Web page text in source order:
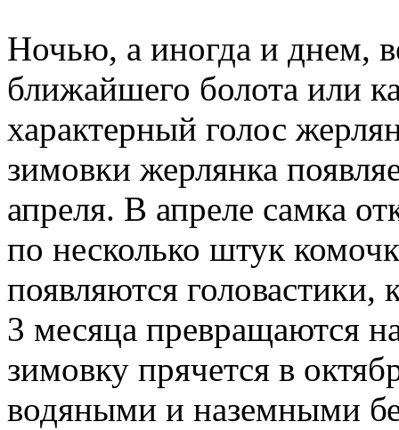
Ночью, а иногда и днем,
ближайшего болота или
характерный голос
зимовки жерлянка
апреля. В апреле самка
по несколько штук
появляются головастики,
3 месяца превращаются
зимовку прячется в
водяными и наземными